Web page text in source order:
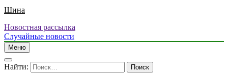
Шина
Новостная рассылка
Случайные новости
Меню
Найти: